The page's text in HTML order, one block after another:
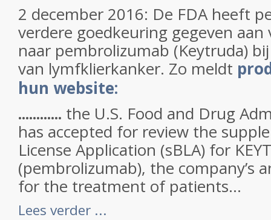
2 december 2016: De FDA heeft
verdere goedkeuring gegeven aan
naar pembrolizumab (Keytruda)
van lymfklierkanker. Zo meldt
hun website:
............ the U.S. Food and Drug
has accepted for review the
License Application (sBLA) for
(pembrolizumab), the company’s
for the treatment of patients...
Lees verder ...